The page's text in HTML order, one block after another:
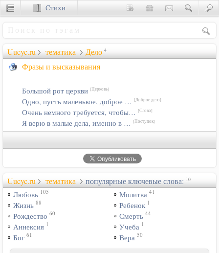
Uucyc.ru тематика Дело 4
Фразы и высказывания
Большой рот церкви [Церковь]
Одно, пусть маленькое, доброе … [Доброе дело]
Очень немного требуется, чтобы… [Слово]
Я верю в малые дела, именно в … [Поступок]
Uucyc.ru тематика популярные ключевые слова: 10
Любовь 105
Жизнь 88
Рождество 60
Аннексия 1
Бог 61
Молитва 41
Ребенок 1
Смерть 44
Учеба 1
Вера 50
Стихи